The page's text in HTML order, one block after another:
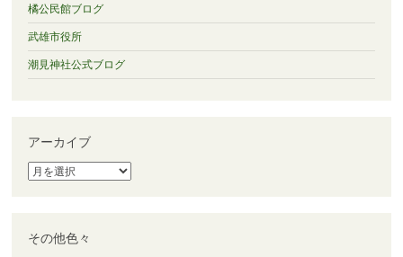
橘公民館ブログ
武雄市役所
潮見神社公式ブログ
アーカイブ
ア
ー
ブ
その他色々